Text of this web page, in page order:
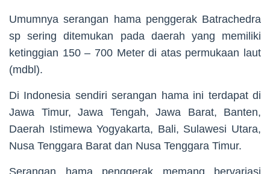
Umumnya serangan hama penggerak Batrachedra
sp sering ditemukan pada daerah yang memiliki
ketinggian 150 – 700 Meter di atas permukaan laut
(mdbl).
Di Indonesia sendiri serangan hama ini terdapat di
Jawa Timur, Jawa Tengah, Jawa Barat, Banten,
Daerah Istimewa Yogyakarta, Bali, Sulawesi Utara,
Nusa Tenggara Barat dan Nusa Tenggara Timur.
Serangan hama penggerak memang bervariasi